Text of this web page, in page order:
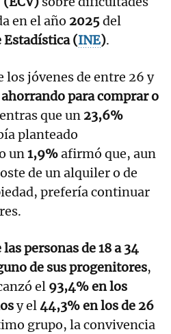
en el año 2025del
(INE).
los jóvenes de entre 26 y
ahorrando para comprar o
que un 23,6%
planteado
un1,9%afirmó que, aun
de un alquiler o de
prefería continuar
personas de 18 a 34
de sus progenitores,
el 93,4% en los
y el44,3% en los de 26
grupo, la convivencia